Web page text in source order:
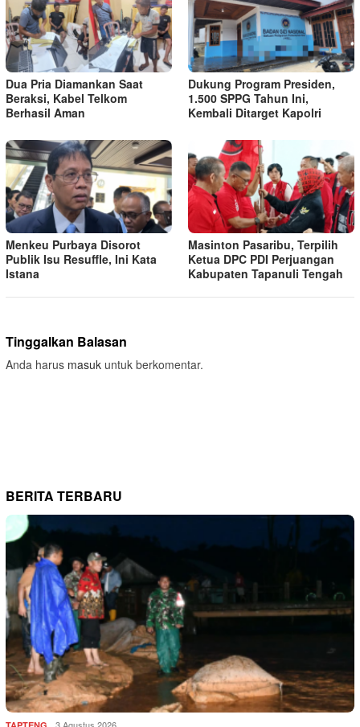
Dua Pria Diamankan Saat
Beraksi, Kabel Telkom
Berhasil Aman
Dukung Program Presiden,
1.500 SPPG Tahun Ini,
Kembali Ditarget Kapolri
Menkeu Purbaya Disorot
Publik Isu Resuffle, Ini Kata
Istana
Masinton Pasaribu, Terpilih
Ketua DPC PDI Perjuangan
Kabupaten Tapanuli Tengah
Tinggalkan Balasan
Anda harus masuk untuk berkomentar.
BERITA TERBARU